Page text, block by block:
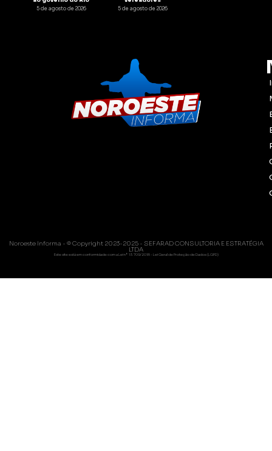
5 de agosto de 2026 5 de agosto de 2026
Noroeste Informa - © Copyright 2023-2025 - SEFARAD CONSULTORIA E ESTRATÉGIA
LTDA
Este site está em conformidade com a Lei nº 13.709/2018 - Lei Geral de Proteção de Dados (LGPD)